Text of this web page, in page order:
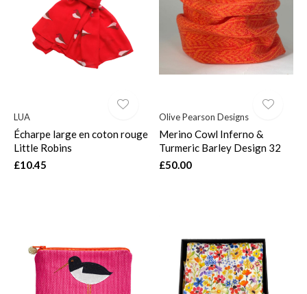
LUA
Écharpe large en coton rouge
Little Robins
£10.45
Olive Pearson Designs
Merino Cowl Inferno &
Turmeric Barley Design 32
£50.00